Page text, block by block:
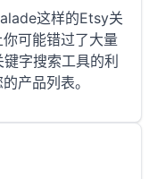
这样的Etsy关
可能错过了大量
字搜索工具的利
产品列表。